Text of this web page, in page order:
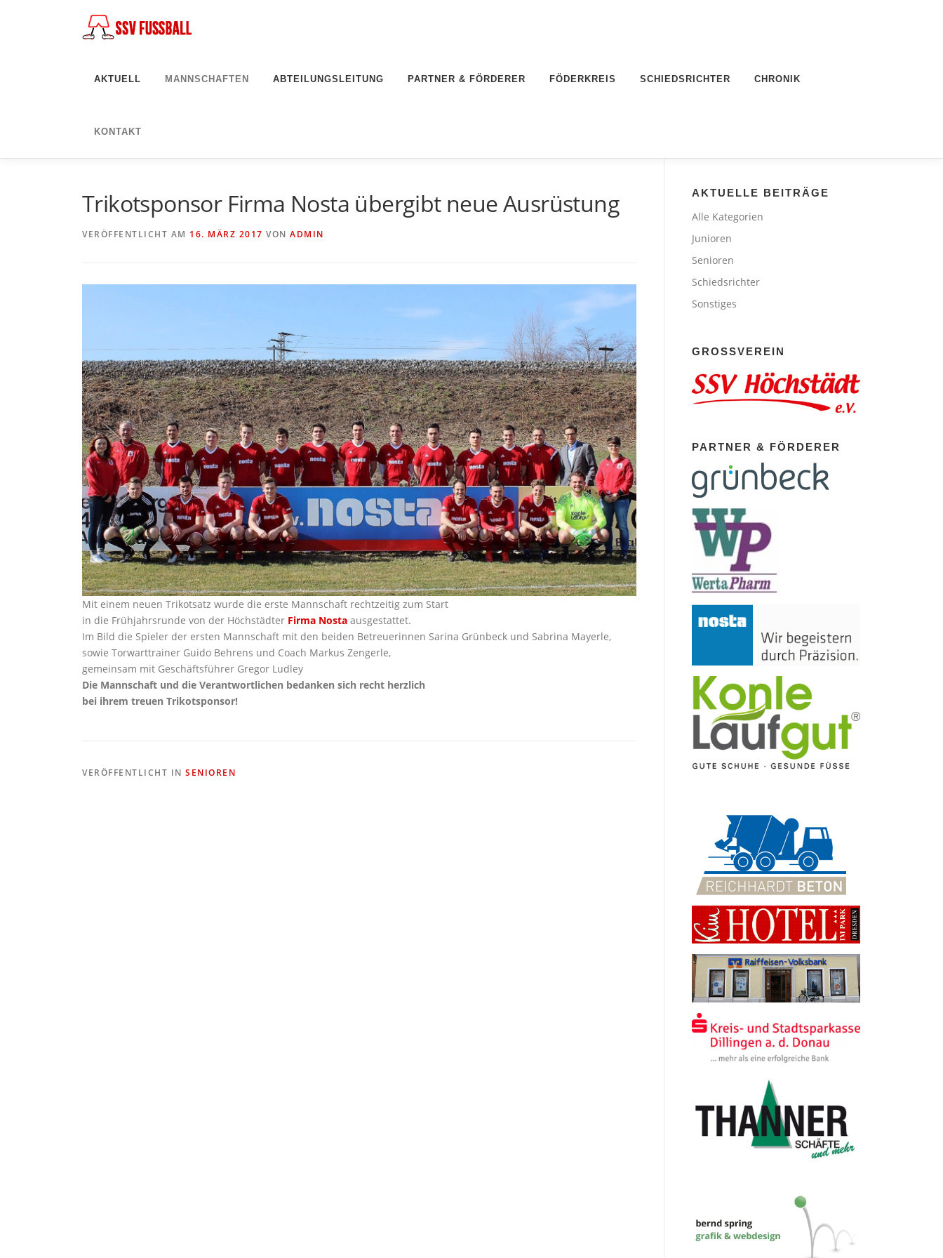
AKTUELL MANNSCHAFTEN ABTEILUNGSLEITUNG PARTNER & FÖRDERER FÖDERKREIS SCHIEDSRICHTER CHRONIK
KONTAKT
Trikotsponsor Firma Nosta übergibt neue Ausrüstung
VERÖFFENTLICHT AM 16. MÄRZ 2017 VON ADMIN
Mit einem neuen Trikotsatz wurde die erste Mannschaft rechtzeitig zum Start
in die Frühjahrsrunde von der Höchstädter Firma Nosta ausgestattet.
Im Bild die Spieler der ersten Mannschaft mit den beiden Betreuerinnen Sarina Grünbeck und Sabrina Mayerle,
sowie Torwarttrainer Guido Behrens und Coach Markus Zengerle,
gemeinsam mit Geschäftsführer Gregor Ludley
Die Mannschaft und die Verantwortlichen bedanken sich recht herzlich
bei ihrem treuen Trikotsponsor!
VERÖFFENTLICHT IN SENIOREN
AKTUELLE BEITRÄGE
Alle Kategorien
Junioren
Senioren
Schiedsrichter
Sonstiges
GROSSVEREIN
PARTNER & FÖRDERER